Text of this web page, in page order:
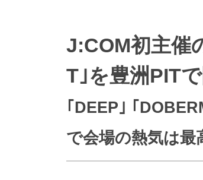
J:COM STREAM えん
防災情報サービス
自転車
WiMAX
障害・メンテナン
J:COM初主催
T｣を豊洲PIT
｢DEEP｣ ｢
で会場の熱気は最